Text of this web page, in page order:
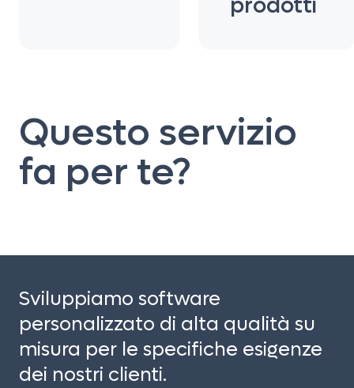
Questo servizio
fa per te?
Sviluppiamo software
personalizzato di alta qualità su
misura per le specifiche esigenze
dei nostri clienti.